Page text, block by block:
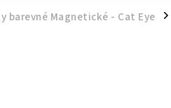
barevné Magnetické - Cat Eye /